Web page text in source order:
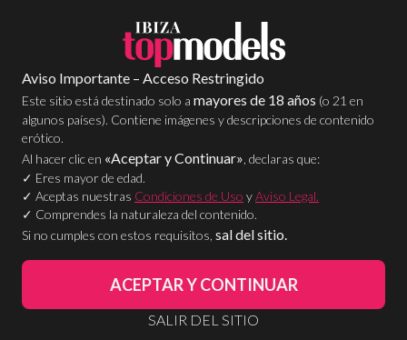
Aviso Importante – Acceso Restringido
Este sitio está destinado solo a mayores de 18 años (o 21 en
algunos países). Contiene imágenes y descripciones de contenido
erótico.
Al hacer clic en «Aceptar y Continuar» , declaras que:
✓ Eres mayor de edad.
✓ Aceptas nuestras Condiciones de Uso yAviso Legal.
✓ Comprendes la naturaleza del contenido.
Si no cumples con estos requisitos, sal del sitio.
ACEPTAR Y CONTINUAR
SALIR DEL SITIO